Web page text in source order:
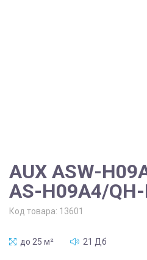
AUX ASW-
AS-H09A4/QH-
Код товара: 13601
до 25 м² 21 Дб